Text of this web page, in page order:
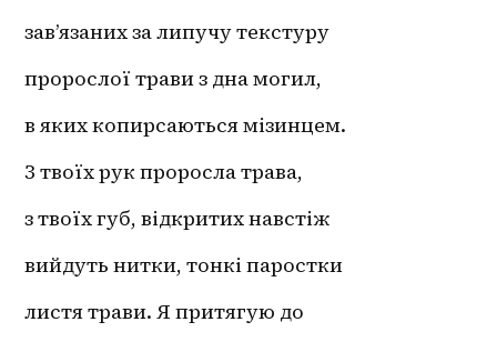
зав’язаних за липучу текстуру
пророслої трави з дна могил,
в яких копирсаються мізинцем.
З твоїх рук проросла трава,
з твоїх губ, відкритих навстіж
вийдуть нитки, тонкі паростки
листя трави. Я притягую до